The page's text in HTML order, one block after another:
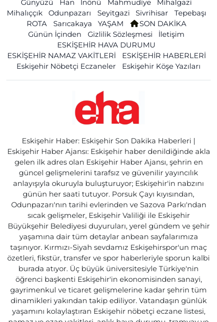
Günyüzü
Han İnönü Mahmudiye
Mihalgazi
Mihalıççık
Odunpazarı Seyitgazi Sivrihisar
Tepebaşı
ROTA
Sarıcakaya YAŞAM
SON DAKİKA
Günün İçinden
Gizlilik Sözleşmesi
İletişim
ESKİŞEHİR HAVA DURUMU
ESKİŞEHİR NAMAZ VAKİTLERİ
ESKİŞEHİR HABERLERİ
Eskişehir Nöbetçi Eczaneler
Eskişehir Köşe Yazıları
Eskişehir Haber: Eskişehir Son Dakika Haberleri |
Eskişehir Haber Ajansı: Eskişehir haber denildiğinde akla
gelen ilk adres olan Eskişehir Haber Ajansı, şehrin en
güncel gelişmelerini tarafsız ve güvenilir yayıncılık
anlayışıyla okuruyla buluşturuyor; Eskişehir'in nabzını
günün her saati tutuyor. Porsuk Çayı kıyısından,
Odunpazarı'nın tarihi evlerinden ve Sazova Parkı'ndan
sıcak gelişmeler, Eskişehir Valiliği ile Eskişehir
Büyükşehir Belediyesi duyuruları, yerel gündem ve şehir
yaşamına dair tüm detaylar anbean sayfalarımıza
taşınıyor. Kırmızı-Siyah sevdamız Eskişehirspor'un maç
özetleri, fikstür, transfer ve spor haberleriyle sporun kalbi
burada atıyor. Üç büyük üniversitesiyle Türkiye'nin
öğrenci başkenti Eskişehir'in ekonomisinden sanayi,
gayrimenkul ve ticaret gelişmelerine kadar şehrin tüm
dinamikleri yakından takip ediliyor. Vatandaşın günlük
yaşamını kolaylaştıran Eskişehir nöbetçi eczane listesi,